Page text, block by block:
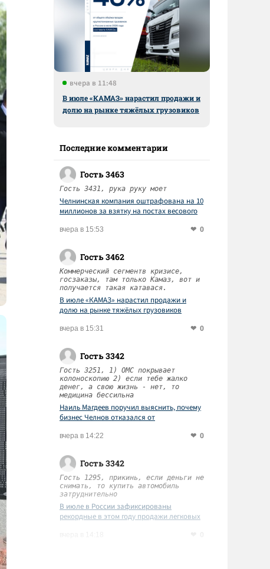
вчера в 11:48
В июле «КАМАЗ» нарастил продажи и
долю на рынке тяжёлых грузовиков
Последние комментарии
Гость 3463
Гость 3431, рука руку моет
Челнинская компания оштрафована на 10
миллионов за взятку на постах весового
вчера в 15:53 0
Гость 3462
Коммерческий сегментв кризисе,
госзаказы, там только Камаз, вот и
получается такая катавася.
В июле «КАМАЗ» нарастил продажи и
долю на рынке тяжёлых грузовиков
вчера в 15:31 0
Гость 3342
Гость 3251, 1) ОМС покрывает
колоноскопию 2) если тебе жалко
денег, а свою жизнь - нет, то
медицина бессильна
Наиль Магдеев поручил выяснить, почему
бизнес Челнов отказался от
вчера в 14:22 0
Гость 3342
Гость 1295, прикинь, если деньги не
снимать, то купить автомобиль
затруднительно
В июле в России зафиксированы
рекордные в этом году продажи легковых